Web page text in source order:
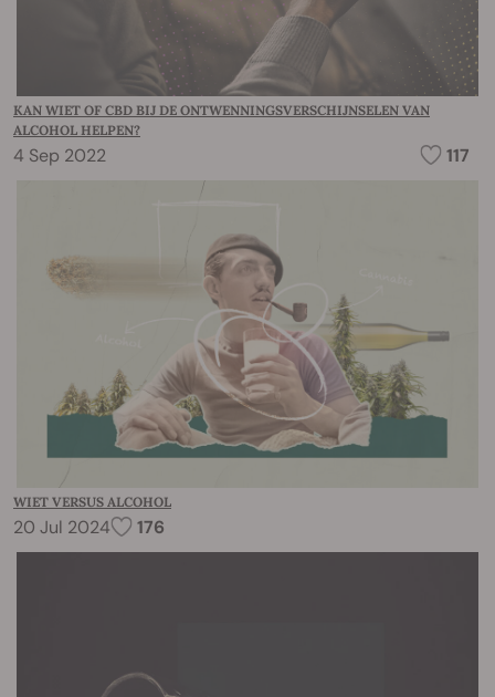
KAN WIET OF CBD BIJ DE ONTWENNINGSVERSCHIJNSELEN VAN
ALCOHOL HELPEN?
4 Sep 2022 117
WIET VERSUS ALCOHOL
20 Jul 2024 176